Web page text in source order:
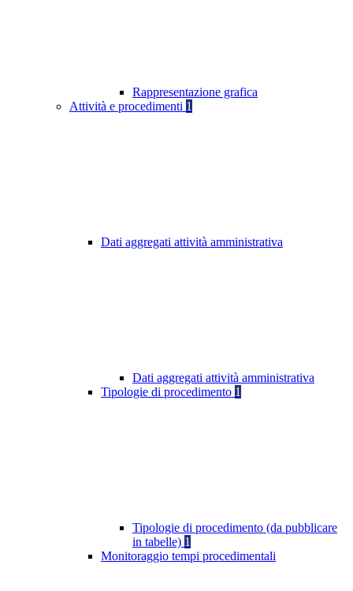
Rappresentazione grafica
Attività e procedimenti 1
Dati aggregati attività amministrativa
Dati aggregati attività amministrativa
Tipologie di procedimento 1
Tipologie di procedimento (da pubblicare
in tabelle) 1
Monitoraggio tempi procedimentali